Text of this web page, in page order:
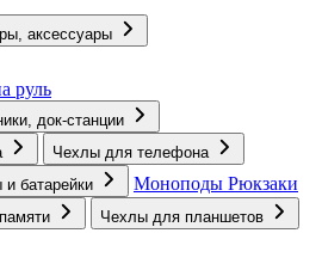
аксессуары
руль
док-станции
Чехлы для телефона
батарейки
Моноподы Рюкзаки
Чехлы для планшетов